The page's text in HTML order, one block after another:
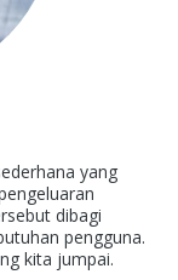
yang
dibagi
pengguna.
kita jumpai.